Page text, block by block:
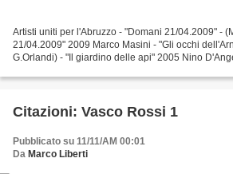
Artisti uniti per l'Abruzzo - "Domani 21/04.2009" -
21/04.2009" 2009 Marco Masini - "Gli occhi
G.Orlandi) - "Il giardino delle api" 2005 Nino
Citazioni: Vasco Rossi 1
Pubblicato su 11/11/AM 00:01
Da Marco Liberti